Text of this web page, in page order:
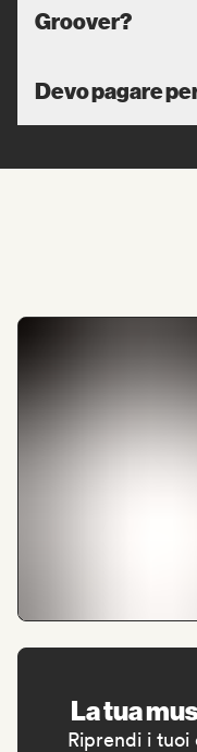
Groover?
Devo pagare
La tua
Riprendi i